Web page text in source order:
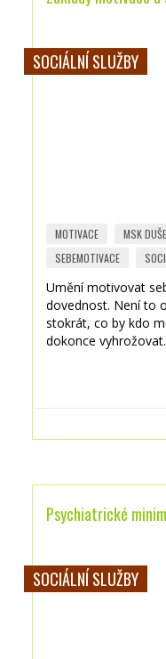
SOCIÁLNÍ SLUŽBY
MOTIVACE MSK DUŠE
SEBEMOTIVACE
Umění motivovat
dovednost. Není to
stokrát, co by kdo
dokonce
Psychiatrické
SOCIÁLNÍ SLUŽBY